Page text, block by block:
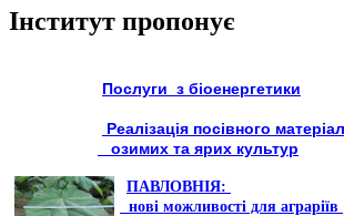
Інститут пропонує
Послуги з біоенергетики
Реалізація посівного
озимих та ярих культур
ПАВЛОВНІЯ:
нові можливості для аграріїв